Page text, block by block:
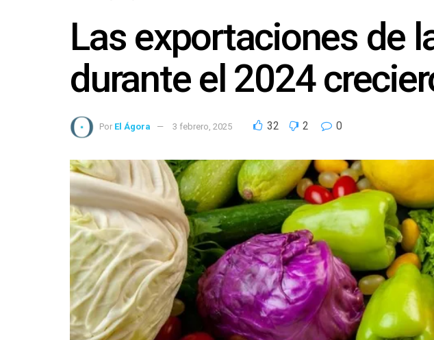
Las exportaciones de
durante el 2024
Por El Ágora 3 febrero, 2025 32 2 0